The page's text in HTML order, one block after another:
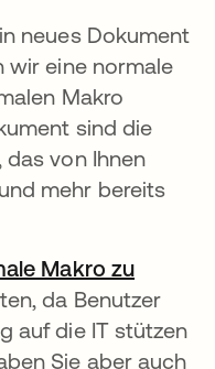
neues Dokument
wir eine normale
Makro
sind die
von Ihnen
mehr bereits
Makro zu
da Benutzer
auf die IT stützen
Sie aber auch